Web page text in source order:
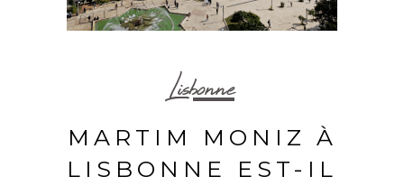
Lisbonne
MARTIM MONIZ À
LISBONNE EST-IL